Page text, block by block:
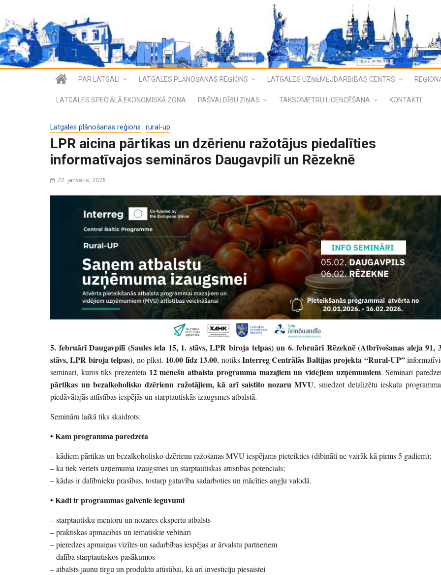
PAR LATGALI LATGALES PLĀNOŠANAS REĢIONS LATGALES UZŅĒMĒJDARBĪBAS CENTRS
LATGALES SPECIĀLĀ EKONOMISKĀ ZONA PAŠVALDĪBU ZIŅAS TAKSOMETRU LICENCĒŠANA KONTAKTI
Latgales plānošanas reģions rural-up
LPR aicina pārtikas un dzērienu ražotājus piedalīties
informatīvajos semināros Daugavpilī un Rēzeknē
22. janvāris, 2026
5. februārī Daugavpilī (Saules iela 15, 1. stāvs, LPR biroja telpas) un 6. februārī Rēzeknē (Atbrīvošanas aleja 91,
stāvs, LPR biroja telpas), no plkst. 10.00 līdz 13.00, notiksInterreg Centrālās Baltijas projekta “Rural-UP”
semināri, kuros tiks prezentēta 12 mēnešu atbalsta programma mazajiem un vidējiem uzņēmumiem. Semināri
pārtikas un bezalkoholisko dzērienu ražotājiem, kā arī saistīto nozaru MVU, sniedzot detalizētu ieskatu
piedāvātajās attīstības iespējās un starptautiskās izaugsmes atbalstā.
Semināru laikā tiks skaidrots:
• Kam programma paredzēta
– kādiem pārtikas un bezalkoholisko dzērienu ražošanas MVU iespējams pieteikties (dibināti ne vairāk kā pirms 5 gadiem);
– kā tiek vērtēts uzņēmuma izaugsmes un starptautiskās attīstības potenciāls;
– kādas ir dalībnieku prasības, tostarp gatavība sadarboties un mācīties angļu valodā.
• Kādi ir programmas galvenie ieguvumi
– starptautisku mentoru un nozares ekspertu atbalsts
– praktiskas apmācības un tematiskie vebināri
– pieredzes apmaiņas vizītes un sadarbības iespējas ar ārvalstu partneriem
– dalība starptautiskos pasākumos
– atbalsts jaunu tirgu un produktu attīstībai, kā arī investīciju piesaistei